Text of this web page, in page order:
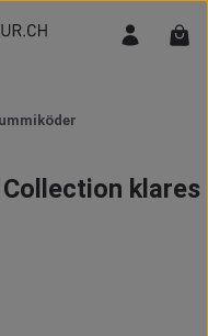
Sternen
klares